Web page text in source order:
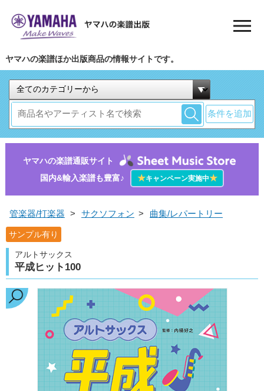
ヤマハの楽譜ほか出版商品の情報サイトです。
条件を追加
ヤマハの楽譜通販サイト
国内&輸入楽譜も豊富♪
★キャンペーン実施中★
管楽器/打楽器 > サクソフォン > 曲集/レパートリー
サンプル有り
アルトサックス
平成ヒット100